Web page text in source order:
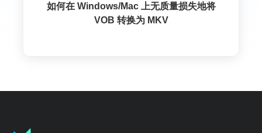
如何在 Windows/Mac 上无质量损失地将
VOB 转换为 MKV